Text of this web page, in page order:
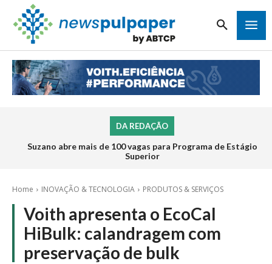
DA REDAÇÃO
Suzano abre mais de 100 vagas para Programa de Estágio
Superior
Home INOVAÇÃO & TECNOLOGIA PRODUTOS & SERVIÇOS
Voith apresenta o EcoCal
HiBulk: calandragem com
preservação de bulk